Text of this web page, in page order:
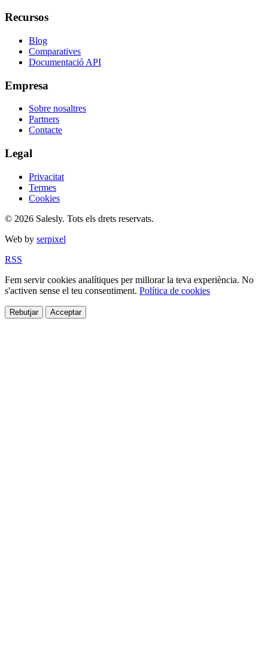
Recursos
Blog
Comparatives
Documentació API
Empresa
Sobre nosaltres
Partners
Contacte
Legal
Privacitat
Termes
Cookies
© 2026 Salesly. Tots els drets reservats.
Web by serpixel
RSS
Fem servir cookies analítiques per millorar la teva experiència. No
s'activen sense el teu consentiment. Política de cookies
Rebutjar Acceptar